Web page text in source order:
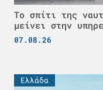
Το σπίτι της
μείνει στην
07.08.26
Ελλάδα